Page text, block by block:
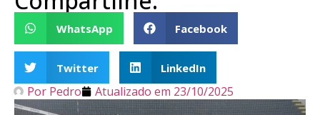
WhatsApp Facebook
Twitter LinkedIn
Por Pedro Atualizado em 23/10/2025